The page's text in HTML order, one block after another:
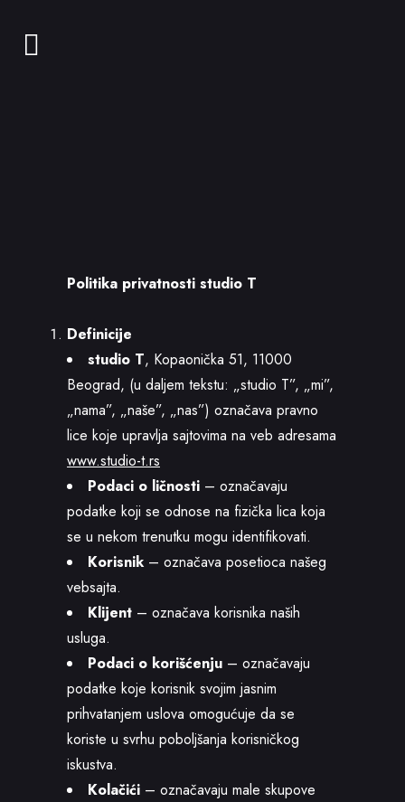
Politika privatnosti studio T
Definicije
studio T, Kopaonička 51, 11000
Beograd, (u daljem tekstu: „studio T”, „mi”,
„nama”, „naše”, „nas”) označava pravno
lice koje upravlja sajtovima na veb adresama
www.studio-t.rs
Podaci o ličnosti – označavaju
podatke koji se odnose na fizička lica koja
se u nekom trenutku mogu identifikovati.
Korisnik – označava posetioca našeg
vebsajta.
Klijent – označava korisnika naših
usluga.
Podaci o korišćenju – označavaju
podatke koje korisnik svojim jasnim
prihvatanjem uslova omogućuje da se
koriste u svrhu poboljšanja korisničkog
iskustva.
Kolačići – označavaju male skupove